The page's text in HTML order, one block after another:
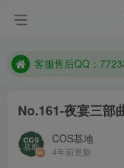
遇到任何问题加客
客服售后QQ：
防失联：百度搜索
No.161-夜宴三部
COS基地
4年前更新